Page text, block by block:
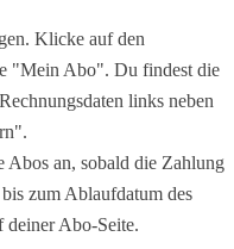
Klicke auf den
"Mein Abo". Du findest die
links neben
Abos an, sobald die Zahlung
zum Ablaufdatum des
deiner Abo-Seite.